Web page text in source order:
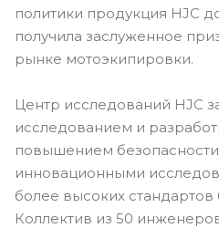
политики продукция HJC
получила заслуженное
рынке мотоэкипировки.
Центр исследований HJC
исследованием и
повышением
инновационными
более высоких стандартов
Коллектив из 50